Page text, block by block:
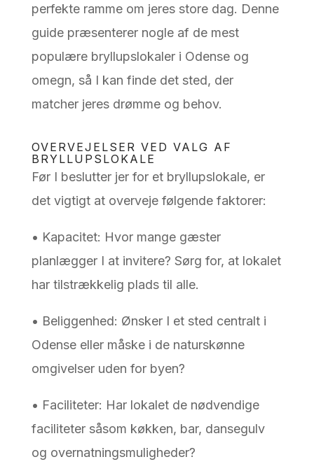
perfekte ramme om jeres store dag. Denne
guide præsenterer nogle af de mest
populære bryllupslokaler i Odense og
omegn, så I kan finde det sted, der
matcher jeres drømme og behov.
OVERVEJELSER VED VALG AF
BRYLLUPSLOKALE
Før I beslutter jer for et bryllupslokale, er
det vigtigt at overveje følgende faktorer:
• Kapacitet: Hvor mange gæster
planlægger I at invitere? Sørg for, at lokalet
har tilstrækkelig plads til alle.
• Beliggenhed: Ønsker I et sted centralt i
Odense eller måske i de naturskønne
omgivelser uden for byen?
• Faciliteter: Har lokalet de nødvendige
faciliteter såsom køkken, bar, dansegulv
og overnatningsmuligheder?